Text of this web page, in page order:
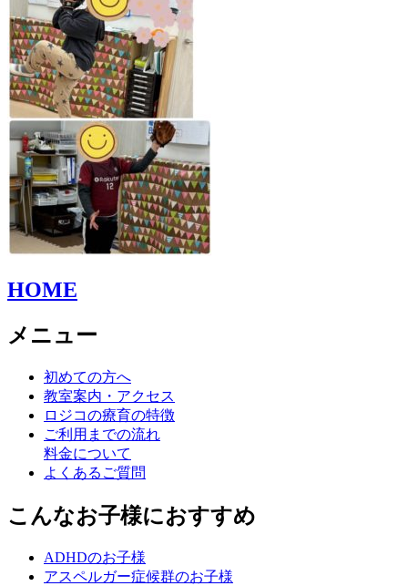
HOME
メニュー
初めての方へ
教室案内・アクセス
ロジコの療育の特徴
ご利用までの流れ
料金について
よくあるご質問
こんなお子様におすすめ
ADHDのお子様
アスペルガー症候群のお子様